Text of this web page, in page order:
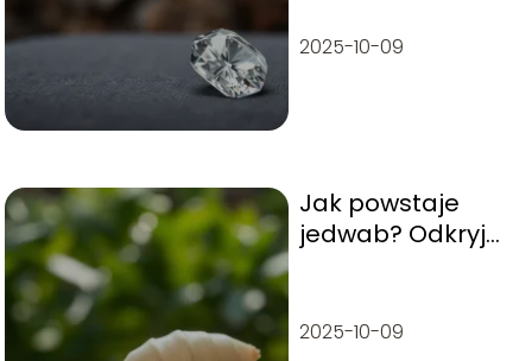
kamienia
2025-10-09
Jak powstaje
jedwab? Odkryj
luksusowego
2025-10-09